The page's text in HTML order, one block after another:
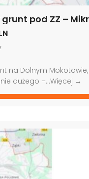
na Dolnym
dużego –…Więcej →
4,000,000 PLN